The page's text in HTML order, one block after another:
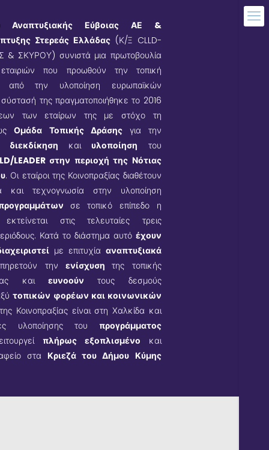
Αναπτυξιακής Εύβοιας ΑΕ &
Στερεάς Ελλάδας (Κ/Ξ CLLD-
& ΣΚΥΡΟΥ) συνιστά μια πρωτοβουλία
που προωθούν την τοπική
από την υλοποίηση ευρωπαϊκών
της πραγματοποιήθηκε το 2016
των εταίρων της με στόχο τη
ωςΟμάδα Τοπικής Δράσηςγια την
διεκδίκηση καιυλοποίηση του
LEADER στην περιοχή της Νότιας
. Οι εταίροι της Κοινοπραξίας διαθέτουν
και τεχνογνωσία στην υλοποίηση
σε τοπικό επίπεδο η
στις τελευταίες τρεις
Κατά το διάστημα αυτό έχουν
με επιτυχία αναπτυξιακά
την ενίσχυσητης τοπικής
καιευνοούν τους δεσμούς
τοπικών φορέων και κοινωνικών
Κοινοπραξίας είναι στη Χαλκίδα και
υλοποίησης του προγράμματος
πλήρως εξοπλισμένο και
στα Κριεζά του Δήμου Κύμης